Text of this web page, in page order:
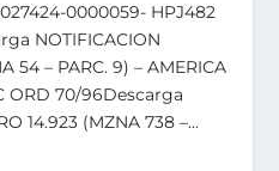
0000059- HPJ482
NOTIFICACION
54 – PARC. 9) – AMERICA
ORD 70/96Descarga
14.923 (MZNA 738 –...